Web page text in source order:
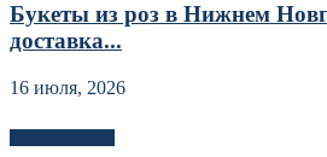
Букеты из роз в Нижнем
доставка...
16 июля, 2026